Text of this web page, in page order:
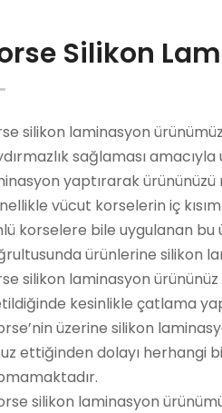
Silikon
silikon laminasyon
sağlaması
yaptırarak
vücut korselerin iç
korselere bile uygulanan
ürünlerine silikon
silikon laminasyon
kesinlikle çatlama
üzerine silikon
ettiğinden dolayı herhangi
silikon laminasyon